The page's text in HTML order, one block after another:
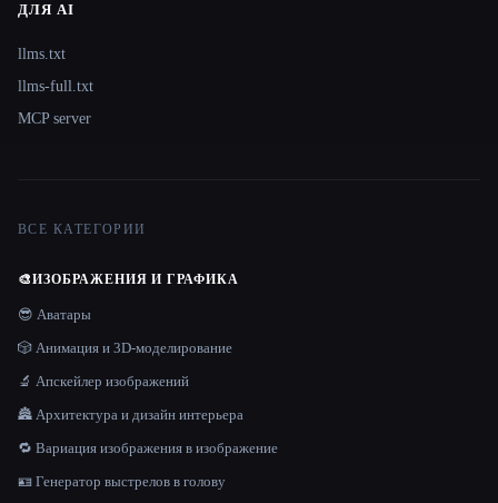
ДЛЯ AI
llms.txt
llms-full.txt
MCP server
ВСЕ КАТЕГОРИИ
🎨ИЗОБРАЖЕНИЯ И ГРАФИКА
😎 Аватары
🎲 Анимация и 3D-моделирование
🔬 Апскейлер изображений
🏯 Архитектура и дизайн интерьера
🔁 Вариация изображения в изображение
🪪 Генератор выстрелов в голову